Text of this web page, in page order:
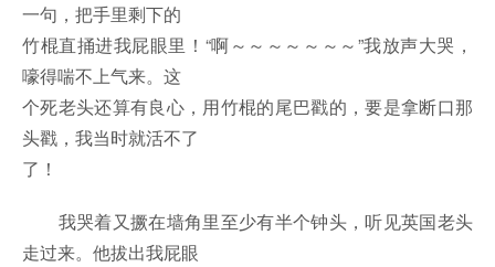
一句，把手里剩下的
竹棍直捅进我屁眼里！“啊～～～～～～～”我放声大哭，
嚎得喘不上气来。这
个死老头还算有良心，用竹棍的尾巴戳的，要是拿断口那
头戳，我当时就活不了
了！
我哭着又撅在墙角里至少有半个钟头，听见英国老头
走过来。他拔出我屁眼